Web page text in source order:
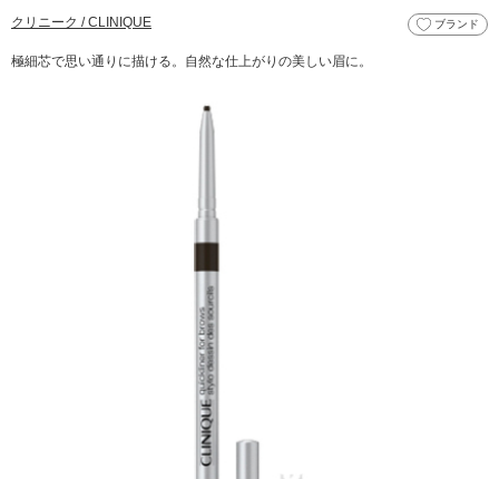
クリニーク / CLINIQUE ブランド
極細芯で思い通りに描ける。自然な仕上がりの美しい眉に。